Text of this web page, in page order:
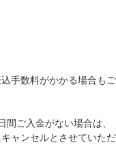
手数料がかかる場合もご
ご入金がない場合は、
ャンセルとさせていただ